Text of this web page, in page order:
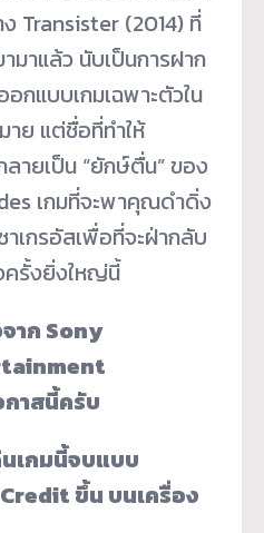
Transister (2014) ที่
มาแล้ว นับเป็นการฝาก
กแบบเกมเฉพาะตัวใน
าย แต่ชื่อที่ทำให้
ายเป็น “ยักษ์ตื่น” ของ
เกมที่จะพาคุณดำดิ่ง
เกรอัสเพื่อที่จะฝ่ากลับ
ครั้งยิ่งใหญ่นี้
าก Sony
าสนี้ครับ
เกมนี้จบแบบ
ขึ้น บนเครื่อง